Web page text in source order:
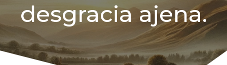
desgracia ajena.